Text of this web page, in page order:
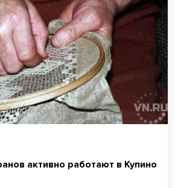
активно работают в Купино